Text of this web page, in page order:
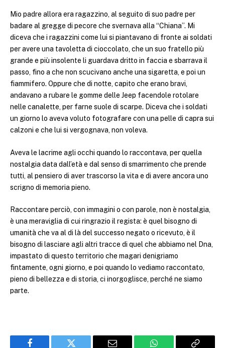
Mio padre allora era ragazzino, al seguito di suo padre per
badare al gregge di pecore che svernava alla “Chiana”. Mi
diceva che i ragazzini come lui si piantavano di fronte ai soldati
per avere una tavoletta di cioccolato, che un suo fratello più
grande e più insolente li guardava dritto in faccia e sbarrava il
passo, fino a che non scucivano anche una sigaretta, e poi un
fiammifero. Oppure che di notte, capito che erano bravi,
andavano a rubare le gomme delle Jeep facendole rotolare
nelle canalette, per farne suole di scarpe. Diceva che i soldati
un giorno lo aveva voluto fotografare con una pelle di capra sui
calzoni e che lui si vergognava, non voleva.
Aveva le lacrime agli occhi quando lo raccontava, per quella
nostalgia data dall’età e dal senso di smarrimento che prende
tutti, al pensiero di aver trascorso la vita e di avere ancora uno
scrigno di memoria pieno.
Raccontare perciò, con immagini o con parole, non è nostalgia,
è una meraviglia di cui ringrazio il regista: è quel bisogno di
umanità che va al di là del successo negato o ricevuto, è il
bisogno di lasciare agli altri tracce di quel che abbiamo nel Dna,
impastato di questo territorio che magari denigriamo
fintamente, ogni giorno, e poi quando lo vediamo raccontato,
pieno di bellezza e di storia, ci inorgoglisce, perché ne siamo
parte.